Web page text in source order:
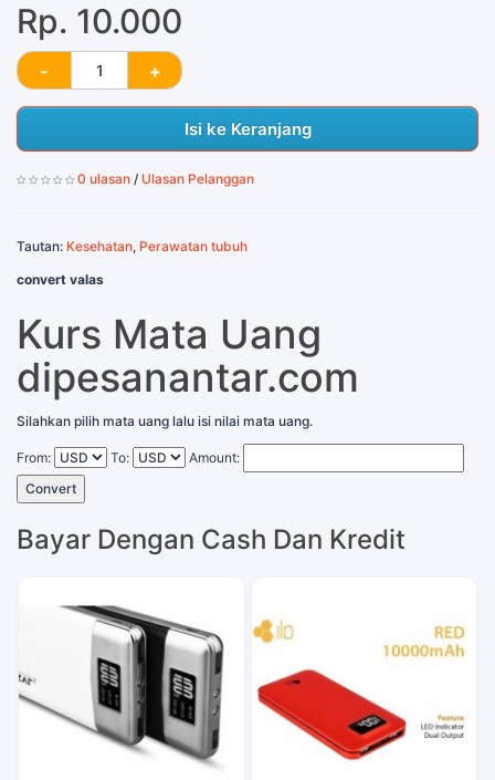
Rp. 10.000
Isi ke Keranjang
0 ulasan / Ulasan Pelanggan
Tautan: Kesehatan, Perawatan tubuh
convert valas
Kurs Mata Uang
dipesanantar.com
Silahkan pilih mata uang lalu isi nilai mata uang.
From: To:
Amount:
Convert
Bayar Dengan Cash Dan Kredit